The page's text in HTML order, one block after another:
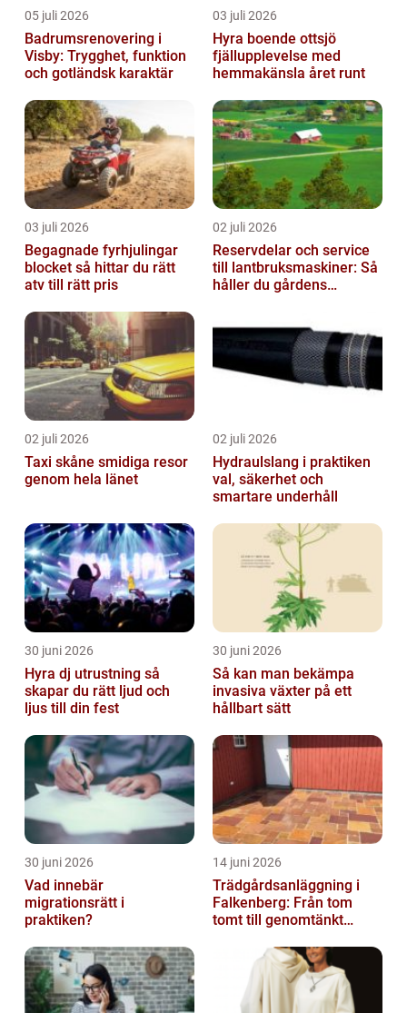
05 juli 2026
Badrumsrenovering i
Visby: Trygghet, funktion
och gotländsk karaktär
03 juli 2026
Hyra boende ottsjö
fjällupplevelse med
hemmakänsla året runt
03 juli 2026
Begagnade fyrhjulingar
blocket så hittar du rätt
atv till rätt pris
02 juli 2026
Reservdelar och service
till lantbruksmaskiner: Så
håller du gårdens
02 juli 2026
Taxi skåne smidiga resor
genom hela länet
02 juli 2026
Hydraulslang i praktiken
val, säkerhet och
smartare underhåll
30 juni 2026
Hyra dj utrustning så
skapar du rätt ljud och
ljus till din fest
30 juni 2026
Så kan man bekämpa
invasiva växter på ett
hållbart sätt
30 juni 2026
Vad innebär
migrationsrätt i
praktiken?
14 juni 2026
Trädgårdsanläggning i
Falkenberg: Från tom
tomt till genomtänkt